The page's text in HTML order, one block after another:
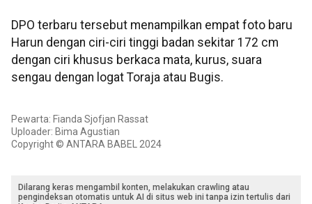
DPO terbaru tersebut menampilkan empat foto baru
Harun dengan ciri-ciri tinggi badan sekitar 172 cm
dengan ciri khusus berkaca mata, kurus, suara
sengau dengan logat Toraja atau Bugis.
Pewarta: Fianda Sjofjan Rassat
Uploader: Bima Agustian
Copyright © ANTARA BABEL 2024
Dilarang keras mengambil konten, melakukan crawling atau
pengindeksan otomatis untuk AI di situs web ini tanpa izin tertulis dari